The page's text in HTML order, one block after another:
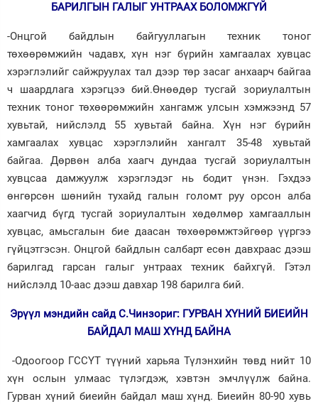
БАРИЛГЫН ГАЛЫГ УНТРААХ БОЛОМЖГҮЙ
-Онцгой байдлын байгууллагын техник тоног
төхөөрөмжийн чадавх, хүн нэг бүрийн хамгаалах хувцас
хэрэглэлийг сайжруулах тал дээр төр засаг анхаарч байгаа
ч шаардлага хэрэгцээ бий.Өнөөдөр тусгай зориулалтын
техник тоног төхөөрөмжийн хангамж улсын хэмжээнд 57
хувьтай, нийслэлд 55 хувьтай байна. Хүн нэг бүрийн
хамгаалах хувцас хэрэглэлийн хангалт 35-48 хувьтай
байгаа. Дөрвөн алба хаагч дундаа тусгай зориулалтын
хувцсаа дамжуулж хэрэглэдэг нь бодит үнэн. Гэхдээ
өнгөрсөн шөнийн тухайд галын голомт руу орсон алба
хаагчид бүгд тусгай зориулалтын хөдөлмөр хамгааллын
хувцас, амьсгалын бие даасан төхөөрөмж­тэйгөөр үүргээ
гүйцэтгэсэн. Онцгой байдлын салбарт есөн давхраас дээш
барилгад гарсан галыг унтраах техник байхгүй. Гэтэл
нийслэлд 10-аас дээш давхар 198 барилга бий.
Эрүүл мэндийн сайд С.Чинзориг: ГУРВАН ХҮНИЙ БИЕИЙН
БАЙДАЛ МАШ ХҮНД БАЙНА
-Одоогоор ГССҮТ түүний харьяа Түлэнхийн төвд нийт 10
хүн ослын улмаас түлэгдэж, хэвтэн эмчлүүлж байна.
Гурван хүний биеийн байдал маш хүнд. Биеийн 80-90 хувь